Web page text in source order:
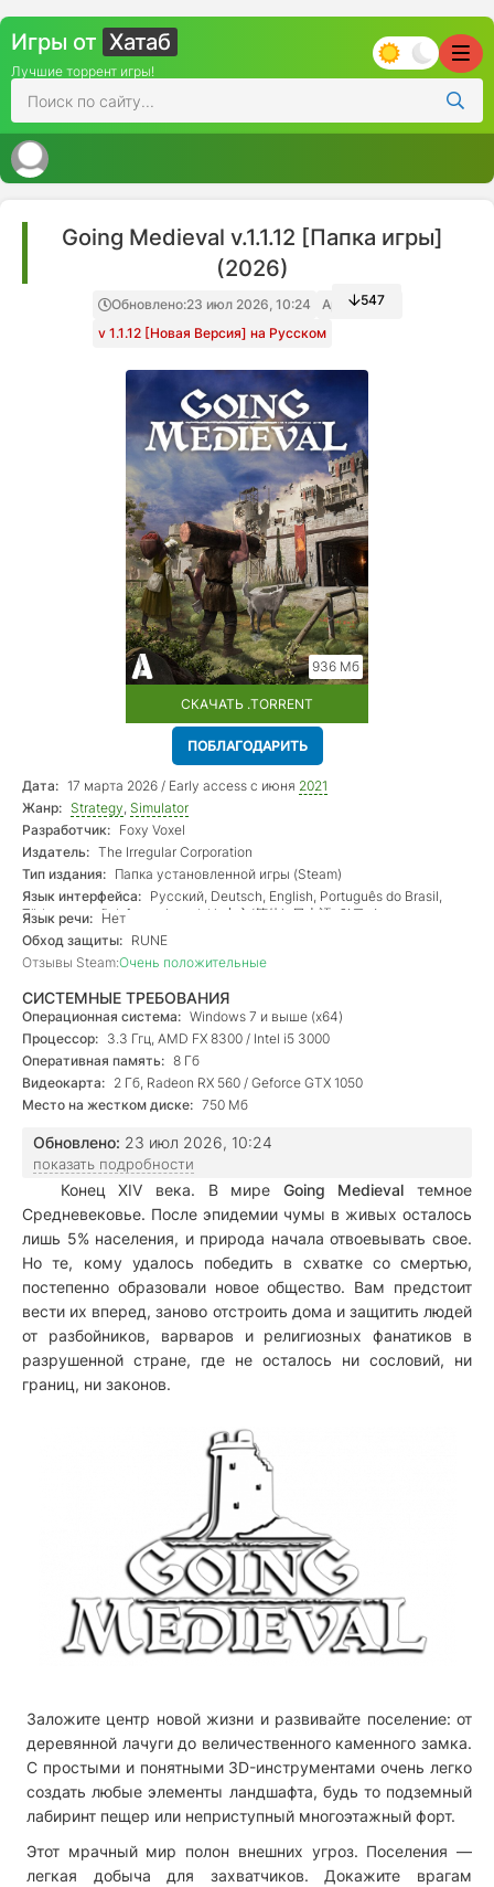
Игры от Хатаб
Лучшие торрент игры!
Going Medieval v.1.1.12 [Папка игры]
(2026)
Обновлено:23 июл 2026, 10:24
Архив игры
v 1.1.12 [Новая Версия] на Русском
547
936 Мб
СКАЧАТЬ .TORRENT
ПОБЛАГОДАРИТЬ
Дата: 17 марта 2026 / Early access с июня 2021
Жанр: Strategy, Simulator
Разработчик: Foxy Voxel
Издатель: The Irregular Corporation
Тип издания: Папка установленной игры (Steam)
Язык интерфейса: Русский, Deutsch, English, Português do Brasil,
Türkçe, español, français, polski, 中文(简体), 日本語, 한국어
Язык речи: Нет
Обход защиты: RUNE
Отзывы Steam:Очень положительные
СИСТЕМНЫЕ ТРЕБОВАНИЯ
Операционная система: Windows 7 и выше (х64)
Процессор: 3.3 Ггц, AMD FX 8300 / Intel i5 3000
Оперативная память: 8 Гб
Видеокарта: 2 Гб, Radeon RX 560 / Geforce GTX 1050
Место на жестком диске: 750 Мб
Обновлено: 23 июл 2026, 10:24
показать подробности
Конец XIV века. В мире Going Medieval темное
Средневековье. После эпидемии чумы в живых осталось
лишь 5% населения, и природа начала отвоевывать свое.
Но те, кому удалось победить в схватке со смертью,
постепенно образовали новое общество. Вам предстоит
вести их вперед, заново отстроить дома и защитить людей
от разбойников, варваров и религиозных фанатиков в
разрушенной стране, где не осталось ни сословий, ни
границ, ни законов.
Заложите центр новой жизни и развивайте поселение: от
деревянной лачуги до величественного каменного замка.
С простыми и понятными 3D-инструментами очень легко
создать любые элементы ландшафта, будь то подземный
лабиринт пещер или неприступный многоэтажный форт.
Этот мрачный мир полон внешних угроз. Поселения —
легкая добыча для захватчиков. Докажите врагам